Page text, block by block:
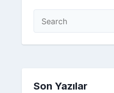
Son Yazılar